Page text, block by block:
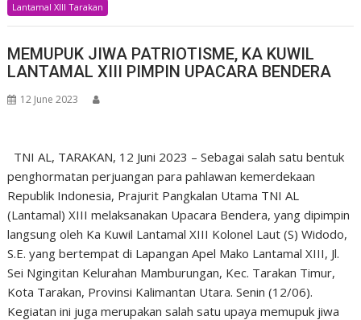
Lantamal XIII Tarakan
MEMUPUK JIWA PATRIOTISME, KA KUWIL
LANTAMAL XIII PIMPIN UPACARA BENDERA
12 June 2023
TNI AL, TARAKAN, 12 Juni 2023 – Sebagai salah satu bentuk
penghormatan perjuangan para pahlawan kemerdekaan
Republik Indonesia, Prajurit Pangkalan Utama TNI AL
(Lantamal) XIII melaksanakan Upacara Bendera, yang dipimpin
langsung oleh Ka Kuwil Lantamal XIII Kolonel Laut (S) Widodo,
S.E. yang bertempat di Lapangan Apel Mako Lantamal XIII, Jl.
Sei Ngingitan Kelurahan Mamburungan, Kec. Tarakan Timur,
Kota Tarakan, Provinsi Kalimantan Utara. Senin (12/06).
Kegiatan ini juga merupakan salah satu upaya memupuk jiwa